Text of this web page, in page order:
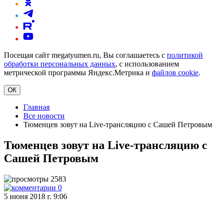
Посещая сайт megatyumen.ru, Вы соглашаетесь с политикой
обработки персональных данных, с использованием
метрической программы Яндекс.Метрика и файлов cookie.
ОК
Главная
Все новости
Тюменцев зовут на Live-трансляцию с Сашей Петровым
Тюменцев зовут на Live-трансляцию с
Сашей Петровым
2583
0
5 июня 2018 г. 9:06